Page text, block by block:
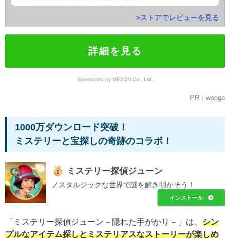
>ストアでレビューを見る
詳細を見る
Sponsored by ME2ON Co., Ltd.
PR：wooga
1000万ダウンロード突破！
ミステリーと宝探しの奇跡のコラボ！
ミステリー探偵ジューン
ノスタルジックな世界で謎を解き明かそう！
インストール
「ミステリー探偵ジューン－隠れた手がかり－」は、 シン
プルなアイテム探しとミステリアスなストーリーが楽しめ